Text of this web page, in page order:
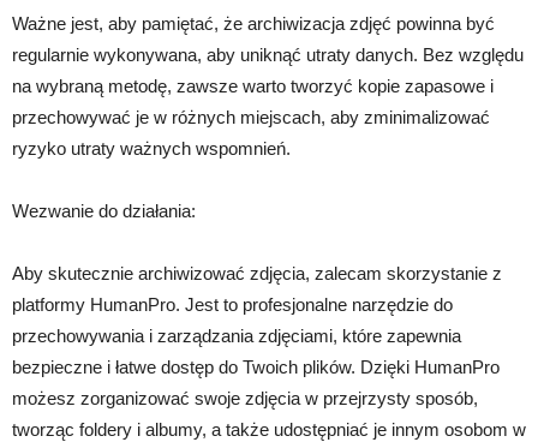
Ważne jest, aby pamiętać, że archiwizacja zdjęć powinna być
regularnie wykonywana, aby uniknąć utraty danych. Bez względu
na wybraną metodę, zawsze warto tworzyć kopie zapasowe i
przechowywać je w różnych miejscach, aby zminimalizować
ryzyko utraty ważnych wspomnień.
Wezwanie do działania:
Aby skutecznie archiwizować zdjęcia, zalecam skorzystanie z
platformy HumanPro. Jest to profesjonalne narzędzie do
przechowywania i zarządzania zdjęciami, które zapewnia
bezpieczne i łatwe dostęp do Twoich plików. Dzięki HumanPro
możesz zorganizować swoje zdjęcia w przejrzysty sposób,
tworząc foldery i albumy, a także udostępniać je innym osobom w